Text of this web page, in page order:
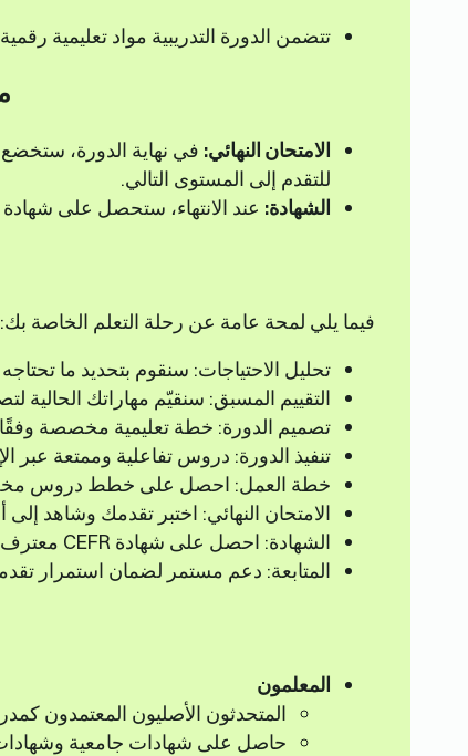
تتضمن الدورة التدريبية مواد تعليمية رقمية
الامتحان النهائي:
للتقدم إلى المستوى التالي.
الشهادة: عند الانتهاء، ستحصل على
فيما يلي لمحة عامة عن رحلة التعلم الخاصة بك:
تحليل الاحتياجات: سنقوم بتحديد ما
التقييم المسبق: سنقيّم مهاراتك الحالية
تصميم الدورة: خطة تعليمية مخصصة وفقًا
تنفيذ الدورة: دروس تفاعلية وممتعة عبر
خطة العمل: احصل على خطط دروس
الامتحان النهائي: اختبر تقدمك وشاهد
الشهادة: احصل على شهادة CEFR معترف بها عالميًا.
المتابعة: دعم مستمر لضمان استمرار
المعلمون
المتحدثون الأصليون المعتمدون
حاصل على شهادات جامعية